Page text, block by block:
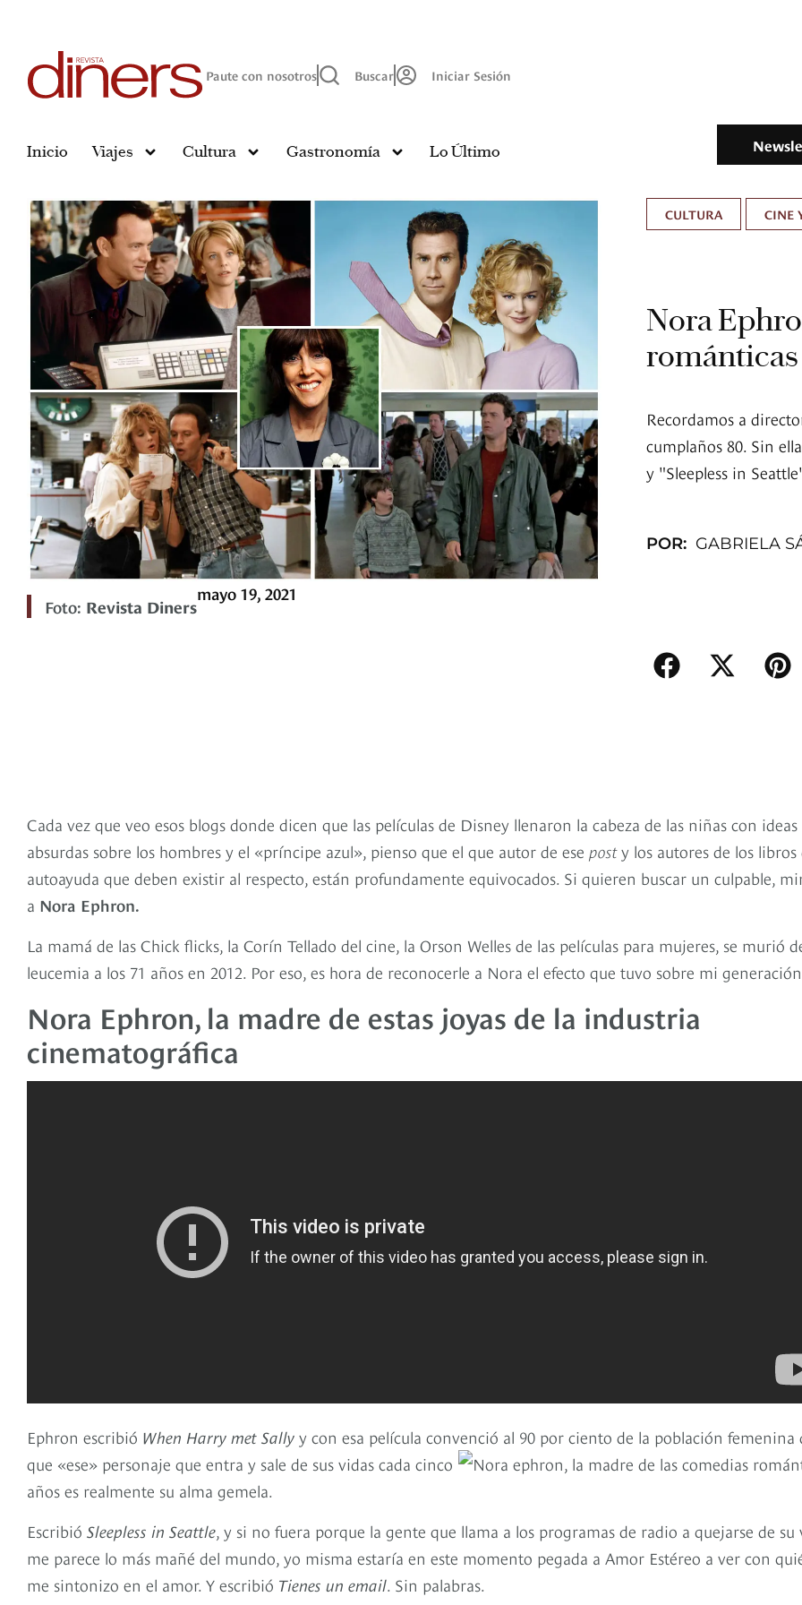
Paute con nosotros Buscar Iniciar Sesión
Inicio Viajes Cultura Gastronomía Lo Último
Foto: Revista Diners
mayo 19, 2021
CULTURA CINE
Nora
románticas
Recordamos a
cumplaños 80. Sin
y "Sleepless in
POR: GABRIELA
Cada vez que veo esos blogs donde dicen que las películas de Disney llenaron la cabeza de las niñas con ideas
absurdas sobre los hombres y el «príncipe azul», pienso que el que autor de ese posty los autores de los libros
autoayuda que deben existir al respecto, están profundamente equivocados. Si quieren buscar un culpable,
a Nora Ephron.
La mamá de las Chick flicks, la Corín Tellado del cine, la Orson Welles de las películas para mujeres, se murió
leucemia a los 71 años en 2012. Por eso, es hora de reconocerle a Nora el efecto que tuvo sobre mi
Nora Ephron, la madre de estas joyas de la industria
cinematográfica
Ephron escribió When Harry met Sally y con esa película convenció al 90 por ciento de la población femenina
que «ese» personaje que entra y sale de sus vidas cada cinco
años es realmente su alma gemela.
Escribió Sleepless in Seattle, y si no fuera porque la gente que llama a los programas de radio a quejarse de su
me parece lo más mañé del mundo, yo misma estaría en este momento pegada a Amor Estéreo a ver con
me sintonizo en el amor. Y escribió Tienes un email. Sin palabras.